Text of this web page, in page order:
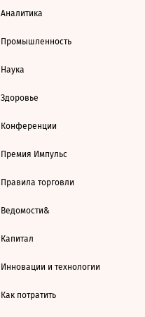
Аналитика
Промышленность
Наука
Здоровье
Конференции
Премия Импульс
Правила торговли
Ведомости&
Капитал
Инновации и технологии
Как потратить